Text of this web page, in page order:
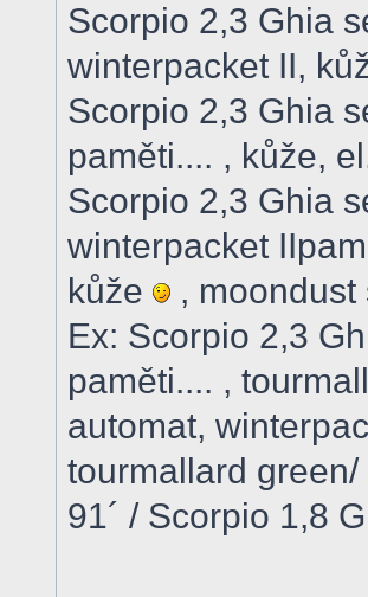
Scorpio 2,3 Ghia
winterpacket II,
Scorpio 2,3 Ghia
paměti.... , kůže,
Scorpio 2,3 Ghia
winterpacket
kůže
, moondust
Ex: Scorpio 2,3
paměti.... ,
automat,
tourmallard
91´ / Scorpio 1,8